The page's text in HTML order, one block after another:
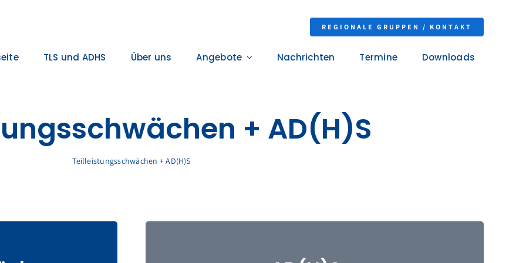
REGIONALE GRUPPEN / KONTAKT
TLS und ADHS Über uns Angebote Nachrichten Termine Downloads
+ AD(H)S
Teilleistungsschwächen + AD(H)S